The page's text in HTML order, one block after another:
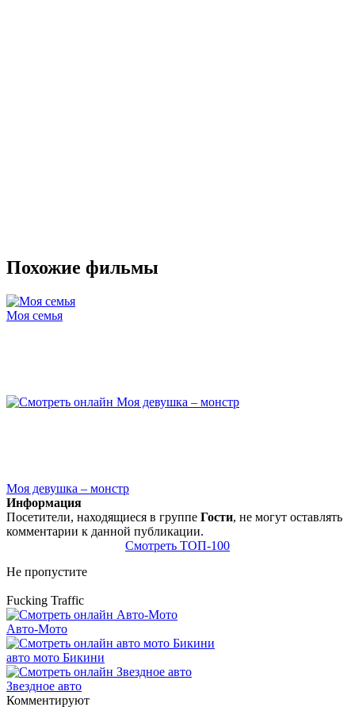
Похожие фильмы
Моя семья
Моя девушка – монстр
Информация
Посетители, находящиеся в группе Гости, не могут оставлять
комментарии к данной публикации.
Смотреть ТОП-100
Не пропустите
Fucking Traffic
Авто-Мото
авто мото Бикини
Звездное авто
Комментируют